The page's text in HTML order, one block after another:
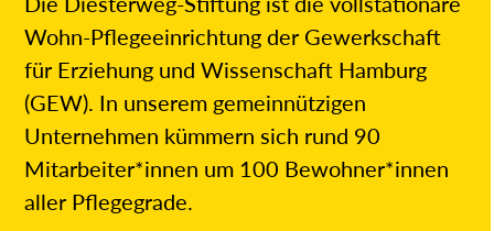
Wohn-Pflegeeinrichtung der Gewerkschaft
für Erziehung und Wissenschaft Hamburg
(GEW). In unserem gemeinnützigen
Unternehmen kümmern sich rund 90
Mitarbeiter*innen um 100 Bewohner*innen
aller Pflegegrade.